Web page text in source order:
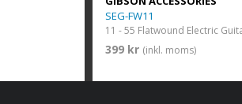
SEG-FW11
399 kr (inkl. moms)